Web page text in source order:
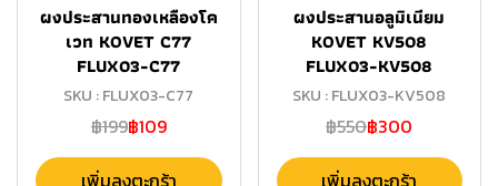
ผงประสานทองเหลืองโค
เวท KOVET C77
FLUX03-C77
SKU : FLUX03-C77
฿199฿109
เพิ่มลงตะกร้า
ผงประสานอลูมิเนียม
KOVET KV508
FLUX03-KV508
SKU : FLUX03-KV508
฿550฿300
เพิ่มลงตะกร้า